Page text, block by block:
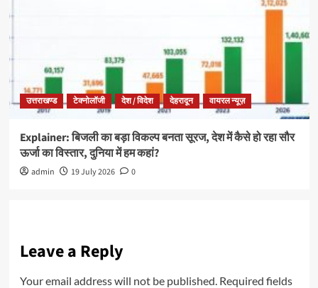
उत्तराखण्ड टेक्नोलॉजी देश / विदेश देहरादून वायरल न्यूज़
Explainer: बिजली का बड़ा विकल्प बनता सूरज, देश में कैसे हो रहा सौर
ऊर्जा का विस्तार, दुनिया में हम कहां?
admin 19 July 2026 0
Leave a Reply
Your email address will not be published. Required fields